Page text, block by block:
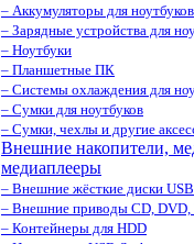
– Аккумуляторы для ноутбуков
– Зарядные устройства для
– Ноутбуки
– Планшетные ПК
– Системы охлаждения для
– Сумки для ноутбуков
– Сумки, чехлы и другие
Внешние накопители,
медиаплееры
– Внешние жёсткие диски USB
– Внешние приводы CD, DVD,
– Контейнеры для HDD